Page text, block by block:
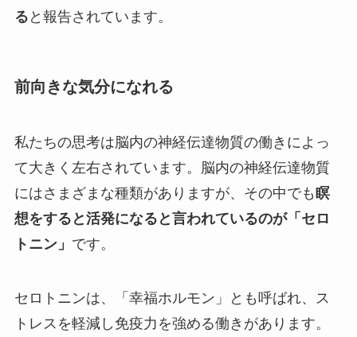
る と報告されています。
前向きな気分になれる
私たちの思考は脳内の神経伝達物質の働きによっ
て大きく左右されています。脳内の神経伝達物質
にはさまざまな種類がありますが、その中でも瞑
想をすると活発になると言われているのが「セロ
トニン」 です。
セロトニンは、「幸福ホルモン」とも呼ばれ、ス
トレスを軽減し免疫力を強める働きがあります。